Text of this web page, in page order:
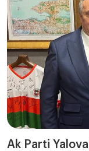
Ak Parti